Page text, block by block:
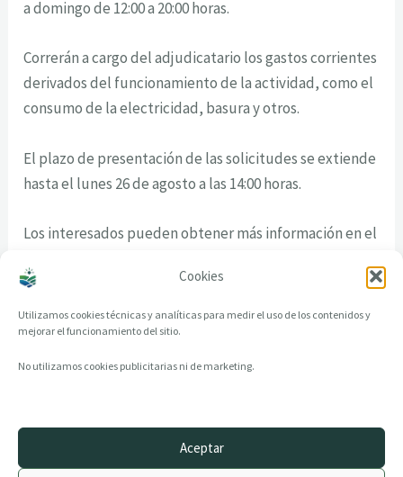
Cookies
Utilizamos cookies técnicas y analíticas para medir el uso de los contenidos y
mejorar el funcionamiento del sitio.
No utilizamos cookies publicitarias ni de marketing.
Aceptar
a domingo de 12:00 a 20:00 horas.
Correrán a cargo del adjudicatario los gastos corrientes
derivados del funcionamiento de la actividad, como el
consumo de la electricidad, basura y otros.
El plazo de presentación de las solicitudes se extiende
hasta el lunes 26 de agosto a las 14:00 horas.
Los interesados pueden obtener más información en el
www.concellodesober.com o en el número 982 46 00 01.